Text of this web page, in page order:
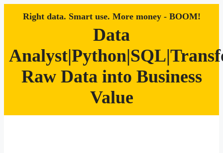
Right data. Smart use. More money - BOOM!
Data
Raw Data into Business
Value